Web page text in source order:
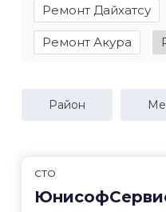
Ремонт Дайхатсу
Ремонт Акура
Район
СТО